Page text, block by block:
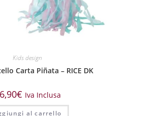
Kids design
Carta Piñata – RICE DK
€ Iva Inclusa
al carrello